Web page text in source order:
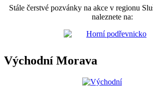
Stále čerstvé pozvánky na akce v regionu
naleznete na:
Východní Morava